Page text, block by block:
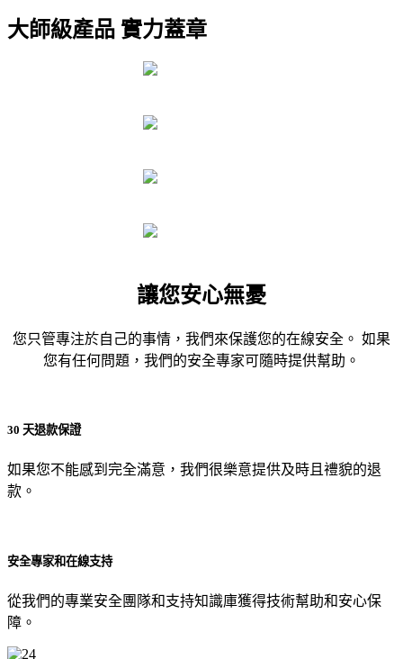
大師級產品 實力蓋章
讓您安心無憂
您只管專注於自己的事情，我們來保護您的在線安全。 如果
您有任何問題，我們的安全專家可隨時提供幫助。
30 天退款保證
如果您不能感到完全滿意，我們很樂意提供及時且禮貌的退
款。
安全專家和在線支持
從我們的專業安全團隊和支持知識庫獲得技術幫助和安心保
障。